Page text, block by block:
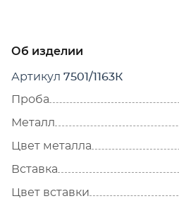
Об изделии
Артикул 7501/1163К
Проба
Металл
Цвет металла
Вставка
Цвет вставки